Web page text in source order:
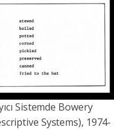
Sistemde Bowery
Systems), 1974-